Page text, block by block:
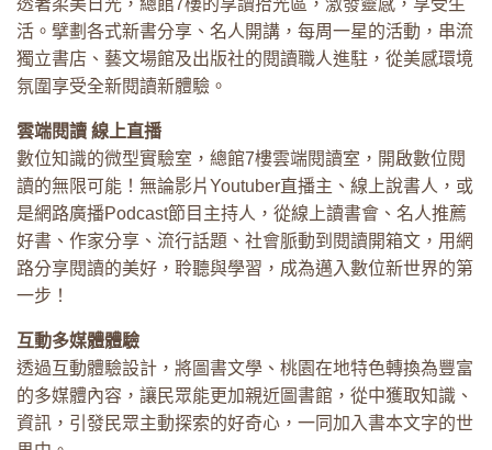
透著柔美日光，總館7樓的享讀拾光區，激發靈感，享受生
活。擘劃各式新書分享、名人開講，每周一星的活動，串流
獨立書店、藝文場館及出版社的閱讀職人進駐，從美感環境
氛圍享受全新閱讀新體驗。
雲端閱讀 線上直播
數位知識的微型實驗室，總館7樓雲端閱讀室，開啟數位閱
讀的無限可能！無論影片Youtuber直播主、線上說書人，或
是網路廣播Podcast節目主持人，從線上讀書會、名人推薦
好書、作家分享、流行話題、社會脈動到閱讀開箱文，用網
路分享閱讀的美好，聆聽與學習，成為邁入數位新世界的第
一步！
互動多媒體體驗
透過互動體驗設計，將圖書文學、桃園在地特色轉換為豐富
的多媒體內容，讓民眾能更加親近圖書館，從中獲取知識、
資訊，引發民眾主動探索的好奇心，一同加入書本文字的世